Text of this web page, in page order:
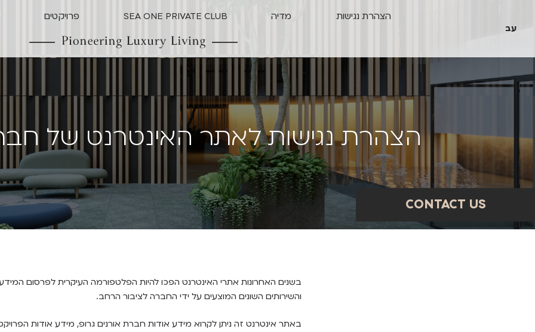
פרויקטים SEA ONE PRIVATE CLUB מדיה הצהרת נגישות
עב
הצהרת נגישותלאתרהאינטרנט של חב
בשנים האחרונות אתרי האינטרנט הפכו להיות הפלטפורמה העיקרית לפרסום
והשירותים השונים המוצעים על ידי החברה לציבור הרחב.
באתר אינטרנט זה ניתן לקרוא מידע אודות חברת אורנים גרופ, מידע אודות
CONTACT US